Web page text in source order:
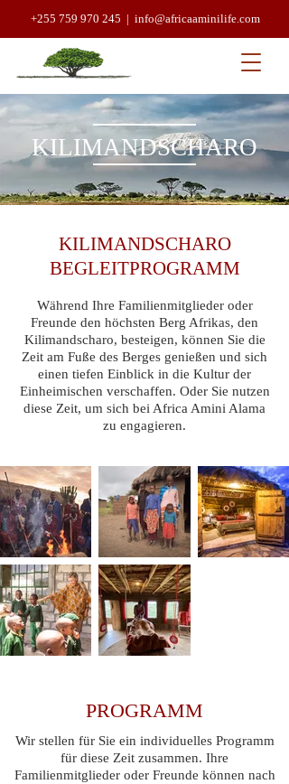
+255 759 970 245 | info@africaaminilife.com
KILIMANDSCHARO
KILIMANDSCHARO
BEGLEITPROGRAMM
Während Ihre Familienmitglieder oder
Freunde den höchsten Berg Afrikas, den
Kilimandscharo, besteigen, können Sie die
Zeit am Fuße des Berges genießen und sich
einen tiefen Einblick in die Kultur der
Einheimischen verschaffen. Oder Sie nutzen
diese Zeit, um sich bei Africa Amini Alama
zu engagieren.
PROGRAMM
Wir stellen für Sie ein individuelles Programm
für diese Zeit zusammen. Ihre
Familienmitglieder oder Freunde können nach